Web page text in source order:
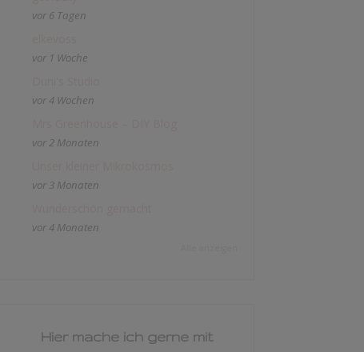
vor 6 Tagen
vor 1 Woche
vor 4 Wochen
vor 2 Monaten
vor 3 Monaten
vor 4 Monaten
Hier mache ich gerne mit